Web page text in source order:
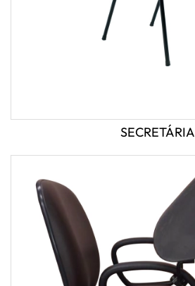
SECRETÁRIA